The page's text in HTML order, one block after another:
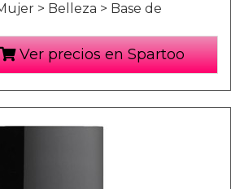
> Belleza > Base de
Ver precios en Spartoo